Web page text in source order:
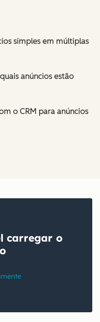
simples em múltiplas
anúncios estão
o CRM para anúncios